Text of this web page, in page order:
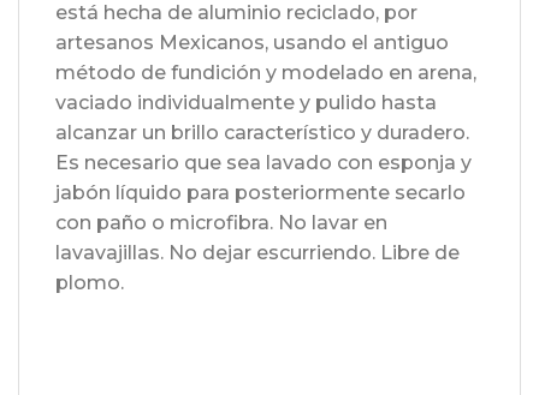
está hecha de aluminio reciclado, por
artesanos Mexicanos, usando el antiguo
método de fundición y modelado en arena,
vaciado individualmente y pulido hasta
alcanzar un brillo característico y duradero.
Es necesario que sea lavado con esponja y
jabón líquido para posteriormente secarlo
con paño o microfibra. No lavar en
lavavajillas. No dejar escurriendo. Libre de
plomo.